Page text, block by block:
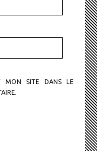
MON SITE DANS LE